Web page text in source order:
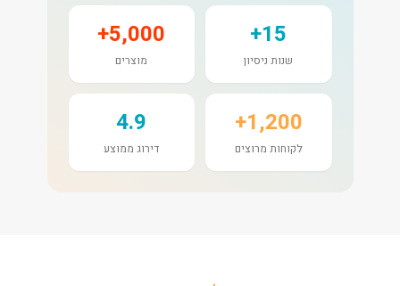
15+
שנות ניסיון
5,000+
מוצרים
1,200+
לקוחות מרוצים
4.9
דירוג ממוצע